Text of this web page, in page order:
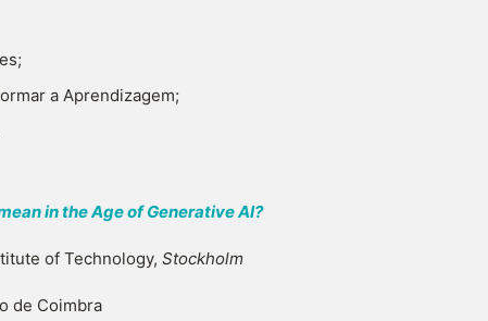
a Aprendizagem;
in the Age of Generative AI?
of Technology, Stockholm
de Coimbra